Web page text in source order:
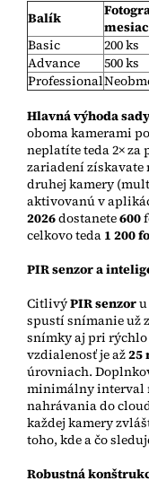
Balík
mesiac
Basic
200 ks
Advance
500 ks
Professional
Hlavná výhoda
oboma kamerami
neplatíte teda 2×
zariadení získavate
druhej kamery
aktivovanú v
2026dostanete600
celkovo teda 1 200
PIR senzor a
CitlivýPIR senzor
spustí snímanie už
snímky aj pri rýchlo
vzdialenosť je až25
úrovniach.
minimálny interval
nahrávania do
každej kamery
toho, kde a čo
Robustná